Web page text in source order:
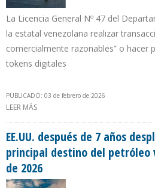
La Licencia General Nº 47 del
la estatal venezolana realizar
comercialmente razonables” o hacer
tokens digitales
PUBLICADO: 03 de febrero de 2026
LEER MÁS
EE.UU. después de 7 años
principal destino del petróleo
de 2026